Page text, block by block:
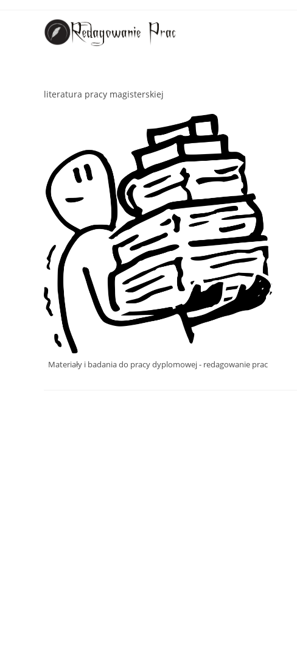
literatura pracy magisterskiej
Materiały i badania do pracy dyplomowej - redagowanie prac